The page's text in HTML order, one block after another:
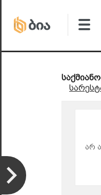
არ